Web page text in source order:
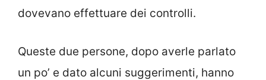
dovevano effettuare dei controlli.
Queste due persone, dopo averle parlato
un po’ e dato alcuni suggerimenti, hanno